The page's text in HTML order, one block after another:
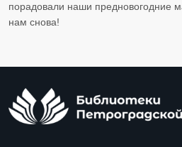
порадовали наши предновогодние
нам снова!